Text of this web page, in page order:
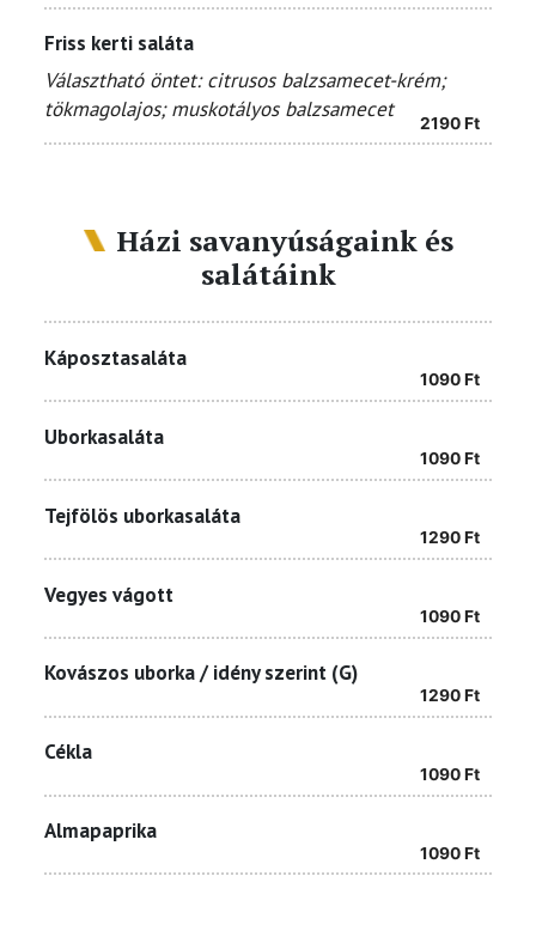
Friss kerti saláta
Választható öntet: citrusos balzsamecet-krém;
tökmagolajos; muskotályos balzsamecet
2190Ft
Házi savanyúságaink és
salátáink
Káposztasaláta
1090Ft
Uborkasaláta
1090Ft
Tejfölös uborkasaláta
1290Ft
Vegyes vágott
1090Ft
Kovászos uborka / idény szerint (G)
1290Ft
Cékla
1090Ft
Almapaprika
1090Ft